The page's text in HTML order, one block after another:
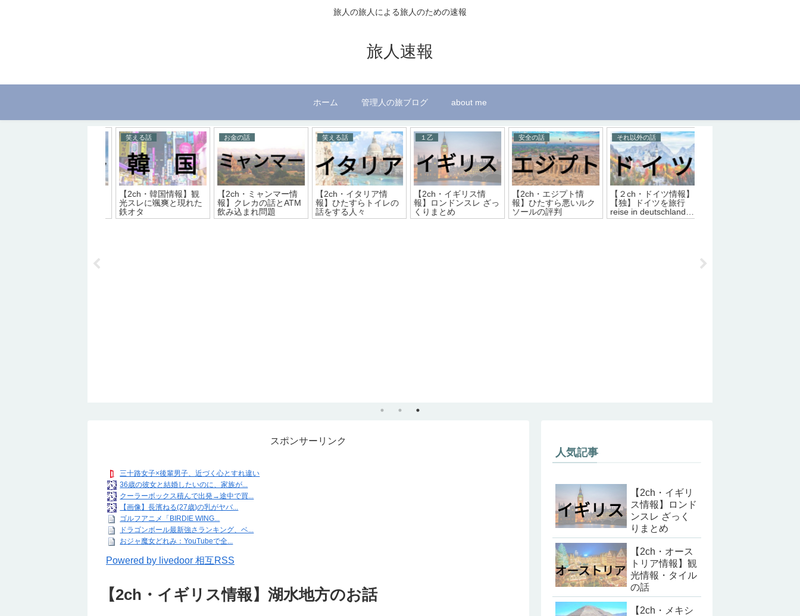
旅人の旅人による旅人のための速報
旅人速報
ホーム 管理人の旅ブログ about me
それ以外の話
【２ch・ドイツ情報】
【独】ドイツを旅行
reise in deutschland
◆part21【逸】 ﾜｯﾁｮｲ
安全の話
【2ch・カンボジア情
報】カンボジアの医療
レベルの話
移動の話
【2ch・北欧情報】鉄
道関係のお話
笑える話
【2ch・モロッコ情
報】三大うざい国のお
安全の話
【2ch・韓国情報】コ
ロナ関連のお話
食の話
【2ch・ネパール情
報】盛り上がるダルバ
ートの話
スポンサーリンク
三十路女子×後輩男子、近づく心とすれ違い
36歳の彼女と結婚したいのに、家族が...
クーラーボックス積んで出発→途中で買...
【画像】長濱ねる(27歳)の乳がヤバ...
ゴルフアニメ「BIRDIE WING...
ドラゴンボール最新強さランキング、ベ...
おジャ魔女どれみ：YouTubeで全...
Powered by livedoor 相互RSS
【2ch・イギリス情報】湖水地方のお話
人気記事
【2ch・イギリ
ス情報】ロンド
ンスレ ざっく
りまとめ
【2ch・オース
トリア情報】観
光情報・タイル
の話
【2ch・メキシ